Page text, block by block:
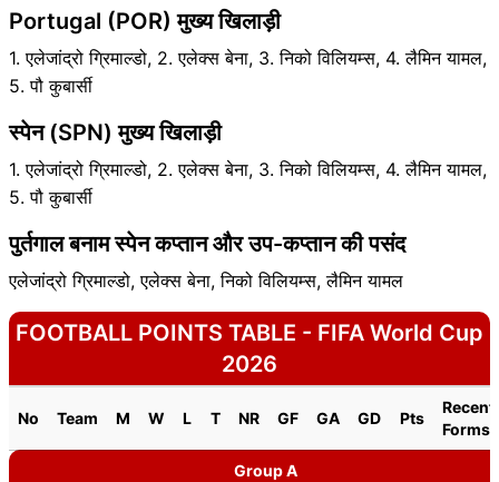
Portugal (POR) मुख्य खिलाड़ी
1. एलेजांद्रो ग्रिमाल्डो, 2. एलेक्स बेना, 3. निको विलियम्स, 4. लैमिन यामल,
5. पौ कुबार्सी
स्पेन (SPN) मुख्य खिलाड़ी
1. एलेजांद्रो ग्रिमाल्डो, 2. एलेक्स बेना, 3. निको विलियम्स, 4. लैमिन यामल,
5. पौ कुबार्सी
पुर्तगाल बनाम स्पेन कप्तान और उप-कप्तान की पसंद
एलेजांद्रो ग्रिमाल्डो, एलेक्स बेना, निको विलियम्स, लैमिन यामल
FOOTBALL POINTS TABLE - FIFA World Cup
2026
No Team M W L T NR GF GA GD Pts
Recent
Forms
Group A